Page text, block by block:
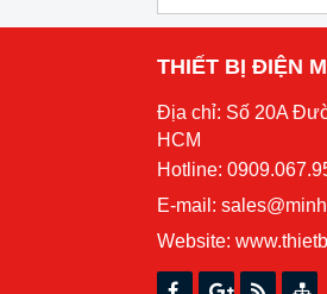
THIẾT BỊ ĐIỆN
Địa chỉ: Số 20A
HCM
Hotline:
E-mail:
Website: